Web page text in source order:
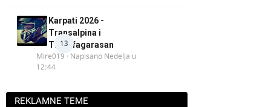
13
Karpati 2026 -
Transalpina i
Transfagarasan
Mire019 · Napisano Nedelja u
12:44
REKLAMNE TEME